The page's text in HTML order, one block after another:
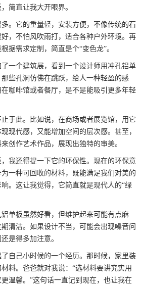
简直让我大开眼界。
。它的重量轻，安装方便，不像传统的石
，不怕风吹雨打，适合各种户外环境。再
据需求定制，简直是个“变色龙”。
一个建筑展，看到一个设计师用冲孔铝单
些孔洞仿佛在跳跃，给人一种轻盈的感
咖啡馆或者餐厅，是不是能吸引更多年轻
于此。比如说，在商场或者展览馆，用它
现代感，又能增加空间的层次感。甚至，
创作艺术作品，展现出独特的审美。
我还得提一下它的环保性。现在的环保意
一种可回收的材料，既能满足我们对美的
。这让我觉得，它简直就是现代人的“绿
单板虽然好看，但维护起来可能有点麻
清洁。如果设计不当，可能会出现噪音问
是得多加注意。
自己小时候的一个经历。那时候，家里装
料。爸爸就对我说：“选材料要讲究实用
温馨。”这句话一直记到现在，也让我在